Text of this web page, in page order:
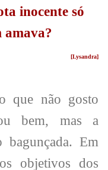
inocente só
amava?
[Lysandra]
que não gosto
bem, mas a
Em
objetivos dos